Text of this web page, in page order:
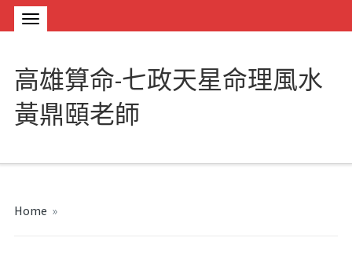
高雄算命-七政天星命理風水
黃鼎頤老師
Home »